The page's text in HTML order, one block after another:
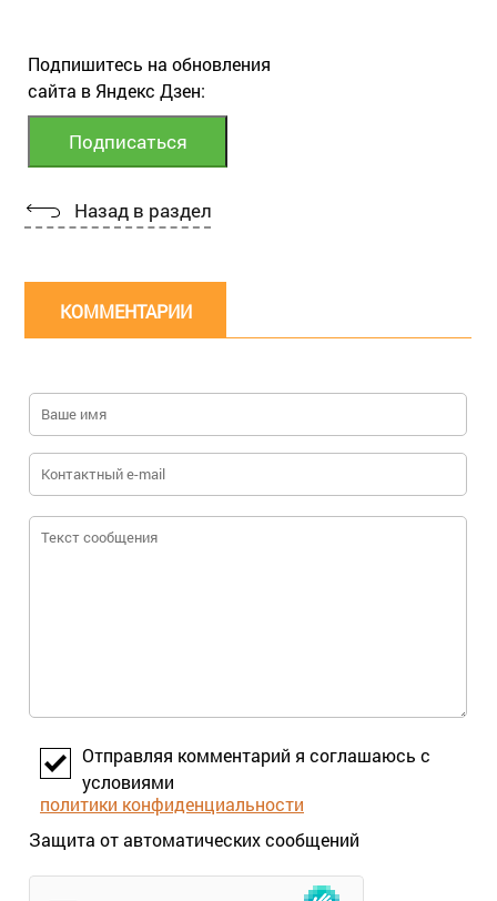
Подпишитесь на обновления
сайта в Яндекс Дзен:
Назад в раздел
КОММЕНТАРИИ
Отправляя комментарий я соглашаюсь с
условиями
политики конфиденциальности
Защита от автоматических сообщений